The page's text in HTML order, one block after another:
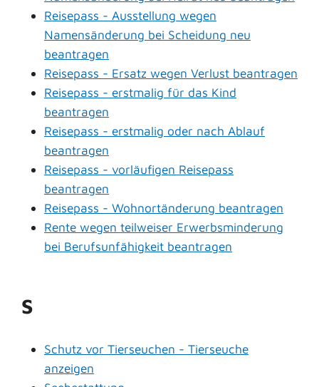
Reisepass - Ausstellung wegen
Namensänderung bei Scheidung neu
beantragen
Reisepass - Ersatz wegen Verlust beantragen
Reisepass - erstmalig für das Kind
beantragen
Reisepass - erstmalig oder nach Ablauf
beantragen
Reisepass - vorläufigen Reisepass
beantragen
Reisepass - Wohnortänderung beantragen
Rente wegen teilweiser Erwerbsminderung
bei Berufsunfähigkeit beantragen
S
Schutz vor Tierseuchen - Tierseuche
anzeigen